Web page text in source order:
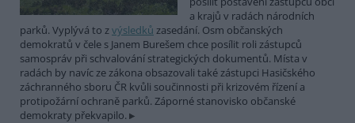
a krajů v radách národních
parků. Vyplývá to zvýsledků zasedání. Osm občanských
demokratů v čele s Janem Burešem chce posílit roli zástupců
samospráv při schvalování strategických dokumentů. Místa v
radách by navíc ze zákona obsazovali také zástupci Hasičského
záchranného sboru ČR kvůli součinnosti při krizovém řízení a
protipožární ochraně parků. Záporné stanovisko občanské
demokraty překvapilo.